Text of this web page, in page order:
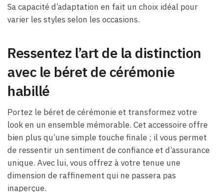
Sa capacité d’adaptation en fait un choix idéal pour
varier les styles selon les occasions.
Ressentez l’art de la distinction
avec le béret de cérémonie
habillé
Portez le béret de cérémonie et transformez votre
look en un ensemble mémorable. Cet accessoire offre
bien plus qu’une simple touche finale ; il vous permet
de ressentir un sentiment de confiance et d’assurance
unique. Avec lui, vous offrez à votre tenue une
dimension de raffinement qui ne passera pas
inaperçue.